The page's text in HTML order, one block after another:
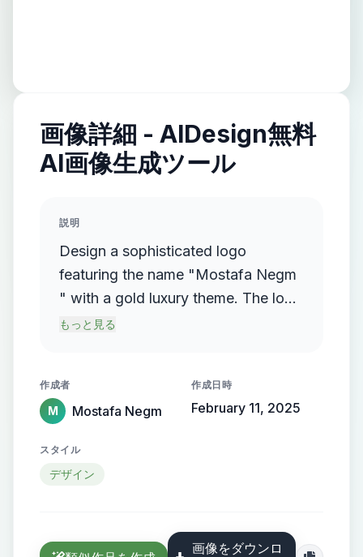
画像詳細 - AIDesign無料
AI画像生成ツール
説明
Design a sophisticated logo
featuring the name "Mostafa Negm
" with a gold luxury theme. The logo
should incorporate a flowing,
the background, creating a sense of
motion and high-end elegance.
もっと見る
作成者
M Mostafa Negm
作成日時
February 11, 2025
スタイル
デザイン
画像をダウンロ